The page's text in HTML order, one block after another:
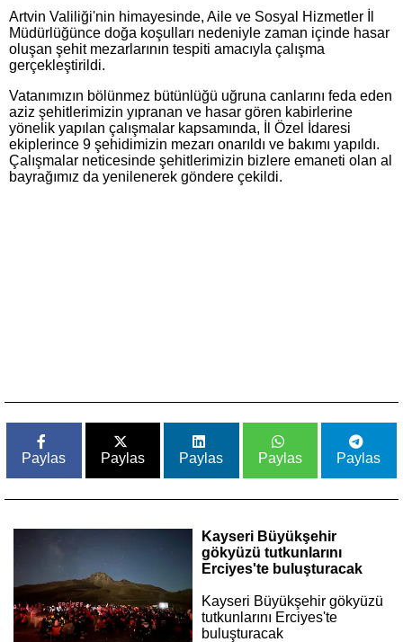
Artvin Valiliği'nin himayesinde, Aile ve Sosyal Hizmetler İl
Müdürlüğünce doğa koşulları nedeniyle zaman içinde hasar
oluşan şehit mezarlarının tespiti amacıyla çalışma
gerçekleştirildi.
Vatanımızın bölünmez bütünlüğü uğruna canlarını feda eden
aziz şehitlerimizin yıpranan ve hasar gören kabirlerine
yönelik yapılan çalışmalar kapsamında, İl Özel İdaresi
ekiplerince 9 şehidimizin mezarı onarıldı ve bakımı yapıldı.
Çalışmalar neticesinde şehitlerimizin bizlere emaneti olan al
bayrağımız da yenilenerek göndere çekildi.
Paylas Paylas Paylas Paylas Paylas
Kayseri Büyükşehir
gökyüzü tutkunlarını
Erciyes'te buluşturacak
Kayseri Büyükşehir gökyüzü
tutkunlarını Erciyes'te
buluşturacak